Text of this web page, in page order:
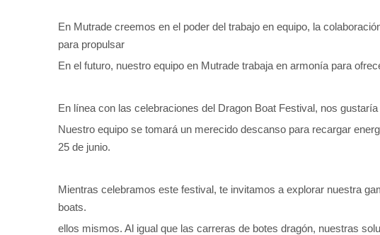
En Mutrade creemos en el poder del trabajo en equipo, la
para propulsar
En el futuro, nuestro equipo en Mutrade trabaja en armonía para
En línea con las celebraciones del Dragon Boat Festival, nos
Nuestro equipo se tomará un merecido descanso para recargar
25 de junio.
Mientras celebramos este festival, te invitamos a explorar nuestra
boats.
ellos mismos. Al igual que las carreras de botes dragón, nuestras